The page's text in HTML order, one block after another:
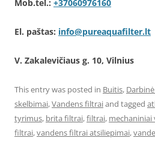
Mob.tel.: +37060976160
El. paštas: info@pureaquafilter.lt
V. Zakalevičiaus g. 10, Vilnius
This entry was posted in Buitis,
skelbimai,Vandens filtraiand tagged
tyrimus, brita filtrai,filtrai,
filtrai,vandens filtrai atsiliepimai,